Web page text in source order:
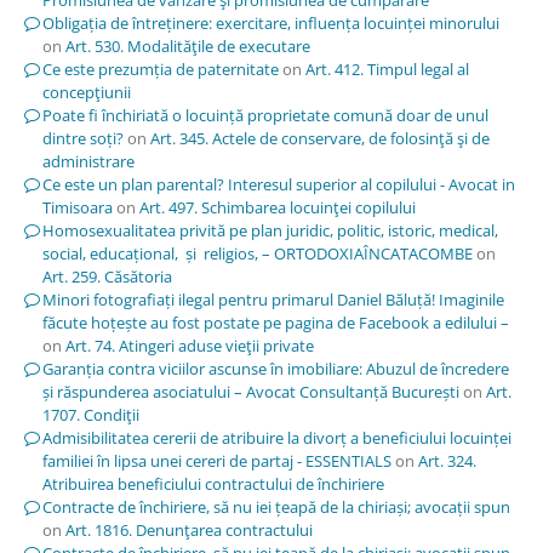
Obligația de întreținere: exercitare, influența locuinței minorului
on Art. 530. Modalităţile de executare
Ce este prezumția de paternitateon Art. 412. Timpul legal al
concepţiunii
Poate fi închiriată o locuință proprietate comună doar de unul
dintre soți?on Art. 345. Actele de conservare, de folosinţă şi de
administrare
Ce este un plan parental? Interesul superior al copilului - Avocat in
Timisoaraon Art. 497. Schimbarea locuinţei copilului
Homosexualitatea privită pe plan juridic, politic, istoric, medical,
social, educațional, și religios, – ORTODOXIAÎNCATACOMBEon
Art. 259. Căsătoria
Minori fotografiați ilegal pentru primarul Daniel Băluță! Imaginile
făcute hoțește au fost postate pe pagina de Facebook a edilului –
on Art. 74. Atingeri aduse vieţii private
Garanția contra viciilor ascunse în imobiliare: Abuzul de încredere
și răspunderea asociatului – Avocat Consultanță Bucureștion Art.
1707. Condiţii
Admisibilitatea cererii de atribuire la divorț a beneficiului locuinței
familiei în lipsa unei cereri de partaj - ESSENTIALSon Art. 324.
Atribuirea beneficiului contractului de închiriere
Contracte de închiriere, să nu iei țeapă de la chiriași; avocații spun
on Art. 1816. Denunţarea contractului